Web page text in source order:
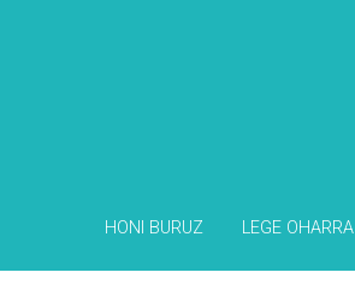
HONI BURUZ LEGE OHARRA